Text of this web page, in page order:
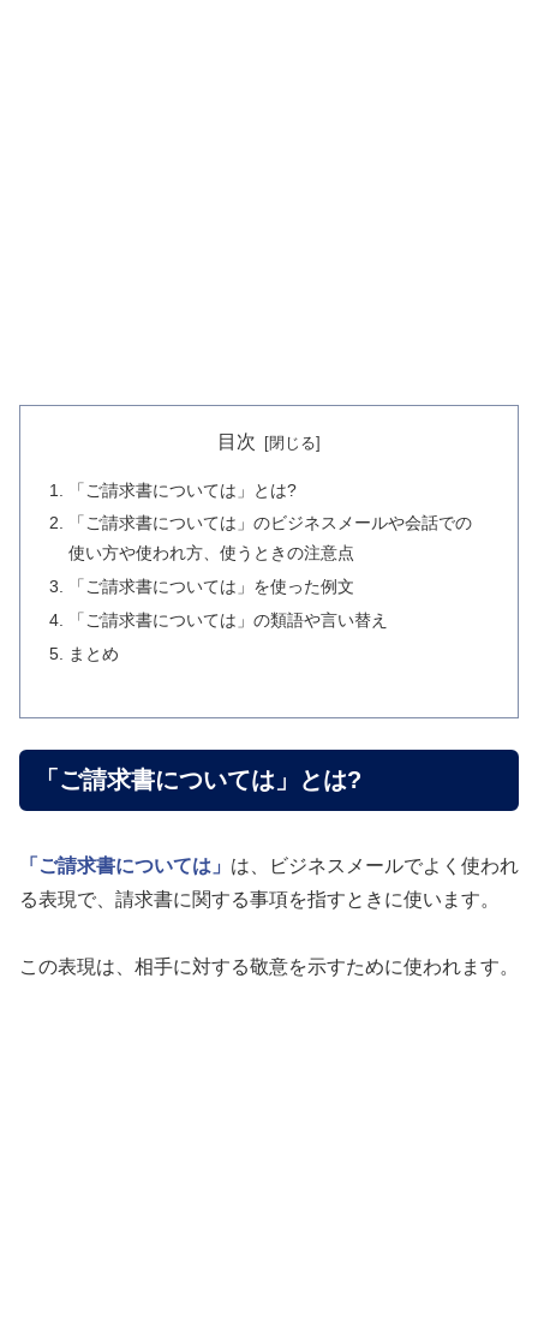
目次
「ご請求書については」とは?
「ご請求書については」のビジネスメールや会話での
使い方や使われ方、使うときの注意点
「ご請求書については」を使った例文
「ご請求書については」の類語や言い替え
まとめ
「ご請求書については」とは?
「ご請求書については」 は、ビジネスメールでよく使われ
る表現で、請求書に関する事項を指すときに使います。
この表現は、相手に対する敬意を示すために使われます。